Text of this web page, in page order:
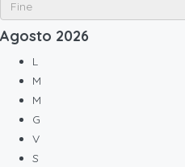
Agosto 2026
L
M
M
G
V
S